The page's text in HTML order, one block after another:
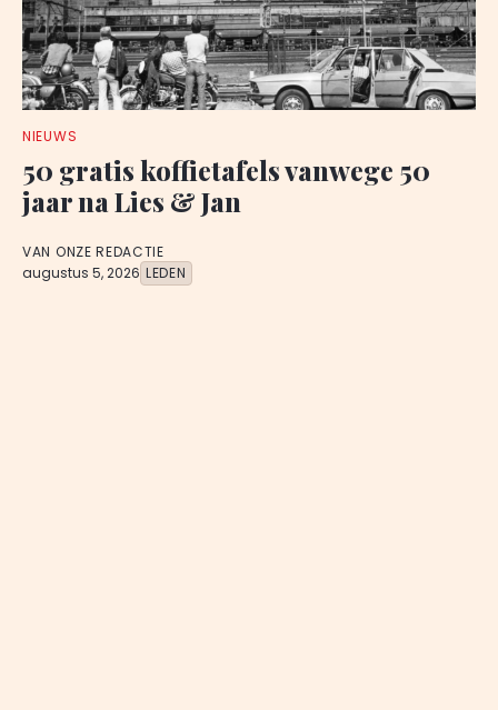
NIEUWS
50 gratis koffietafels vanwege 50
jaar na Lies & Jan
VAN ONZE REDACTIE
augustus 5, 2026 LEDEN